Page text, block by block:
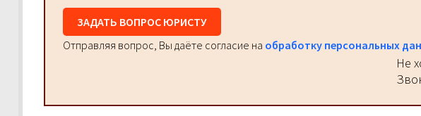
ЗАДАТЬ ВОПРОС ЮРИСТУ
Отправляя вопрос, Вы даёте согласие на обработку персональных
Не